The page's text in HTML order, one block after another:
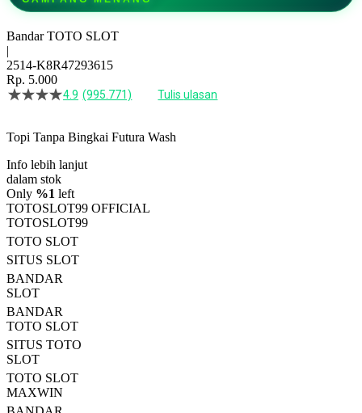
Bandar TOTO SLOT
|
2514-K8R47293615
Rp. 5.000
4.5
bintang,
rating
rata-
rata.
Read
13
Reviews.
Tautan
halaman
yang
sama.
4.9 (995.771) Tulis ulasan
Topi Tanpa Bingkai Futura Wash
Info lebih lanjut
dalam stok
Only %1 left
TOTOSLOT99 OFFICIAL
TOTOSLOT99
TOTO SLOT
SITUS SLOT
BANDAR
SLOT
BANDAR
TOTO SLOT
SITUS TOTO
SLOT
TOTO SLOT
MAXWIN